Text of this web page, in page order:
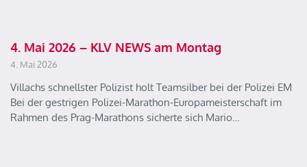
4. Mai 2026 – KLV NEWS am Montag
4. Mai 2026
Villachs schnellster Polizist holt Teamsilber bei der Polizei EM
Bei der gestrigen Polizei-Marathon-Europameisterschaft im
Rahmen des Prag-Marathons sicherte sich Mario…